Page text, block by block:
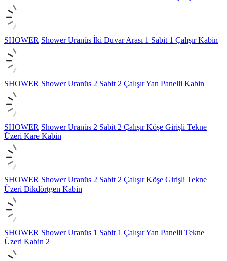
SHOWER Shower Uranüs İki Duvar Arası 1 Sabit 1 Çalışır Kabin
SHOWER Shower Uranüs 2 Sabit 2 Çalışır Yan Panelli Kabin
SHOWER Shower Uranüs 2 Sabit 2 Çalışır Köşe Girişli Tekne
Üzeri Kare Kabin
SHOWER Shower Uranüs 2 Sabit 2 Çalışır Köşe Girişli Tekne
Üzeri Dikdörtgen Kabin
SHOWER Shower Uranüs 1 Sabit 1 Çalışır Yan Panelli Tekne
Üzeri Kabin 2